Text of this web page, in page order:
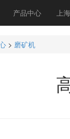
产品中心 上
> 磨矿机